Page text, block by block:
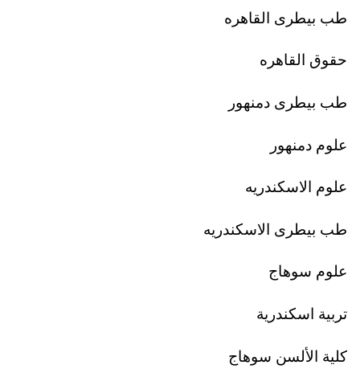
طب بيطرى القاهره
حقوق القاهره
طب بيطرى دمنهور
علوم دمنهور
علوم الاسكندريه
طب بيطرى الاسكندريه
علوم سوهاج
تربية اسكندرية
كلية الألسن سوهاج